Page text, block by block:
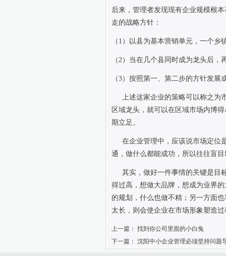
后来，管理者发现现有企业规模根
走的战略方针：
（1 ）以县为基本营销单元，一个乡
（2）当在几个县同时成为龙头后，
（3）按照第一、第二步的方针发展
上述这家企业的策略可以称之
区域龙头，就可以在区域市场内博
期立足。
在企业管理中，应该说市场定位
通，做什么都能成功，所以往往盲
其实，做好一件事情的关键是目
得过高，想做大品牌，想成为业界
的规划，什么也做不精；另一方面
太长，则会使企业在市场形象塑造
上一篇： 找到你公司里面的小白兔
下一篇： 沈阳中小企业管理必须坚持问题